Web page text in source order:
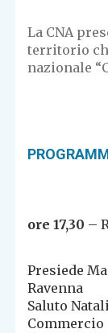
La CNA
territorio
nazionale
ore 17,30 –
Presiede
Ravenna
Saluto
Commercio